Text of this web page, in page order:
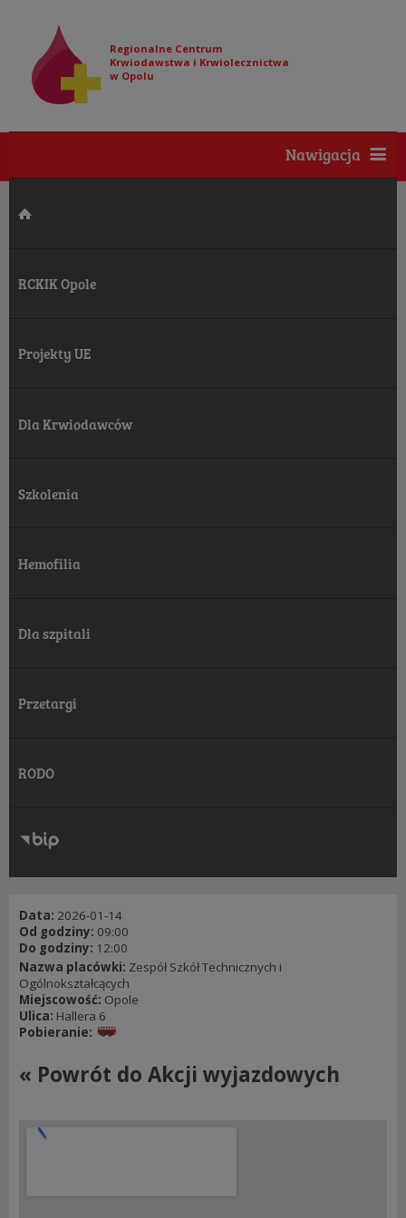
Regionalne Centrum
Krwiodawstwa i Krwiolecznictwa
w Opolu
Nawigacja
RCKIK Opole
Projekty UE
Dla Krwiodawców
Szkolenia
Hemofilia
Dla szpitali
Przetargi
RODO
RODO
Klauzule informacyjne
Data: 2026-01-14
Od godziny: 09:00
Do godziny: 12:00
Nazwa placówki: Zespół Szkół Technicznych i
Ogólnokształcących
Miejscowość: Opole
Ulica: Hallera 6
Pobieranie:
« Powrót do Akcji wyjazdowych